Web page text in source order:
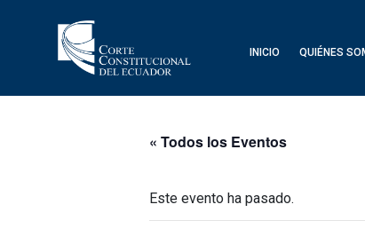
INICIO QUIÉNES
« Todos los Eventos
Este evento ha pasado.